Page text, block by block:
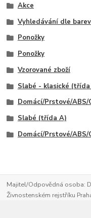
Akce
Vyhledávání dle barev
Ponožky
Ponožky
Vzorované zboží
Slabé - klasické
Domácí/Prstové/ABS/
Slabé (třída A)
Domácí/Prstové/ABS/
Majitel/Odpovědná osoba:
Živnostenském rejstříku